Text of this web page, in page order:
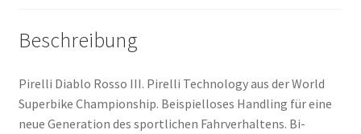
Beschreibung
Pirelli Diablo Rosso III. Pirelli Technology aus der World
Superbike Championship. Beispielloses Handling für eine
neue Generation des sportlichen Fahrverhaltens. Bi-